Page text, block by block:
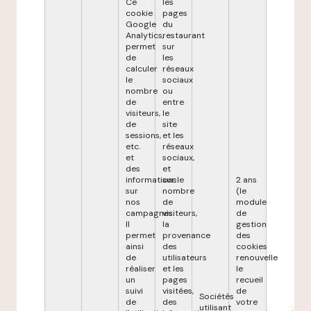
cookie
Google
Analytics,
permet
de
calculer
le
nombre
de
visiteurs,
de
sessions,
etc.
et
des
informations
sur
nos
campagnes.
Il
permet
ainsi
de
réaliser
un
suivi
de
pages
du
restaurant
sur
les
réseaux
sociaux
ou
entre
le
site
et les
réseaux
sociaux,
et
sur le
nombre
de
visiteurs,
la
provenance
des
utilisateurs
et les
pages
visitées,
des
Sociétés
utilisant
2 ans
(le
module
de
gestion
des
cookies
renouvelle
le
recueil
de
votre